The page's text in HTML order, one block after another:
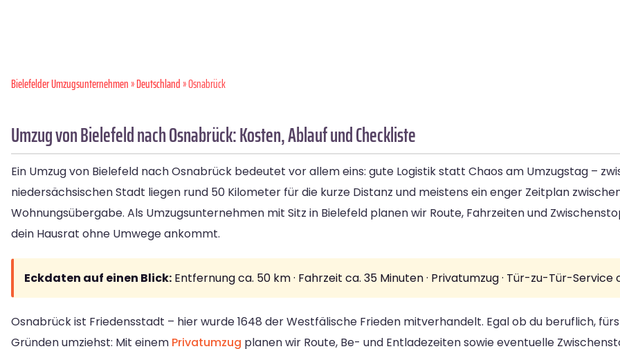
Bielefelder Umzugsunternehmen»Deutschland» Osnabrück
Umzug von Bielefeld nach Osnabrück: Kosten, Ablauf und Checkliste
Ein Umzug von Bielefeld nach Osnabrück bedeutet vor allem eins: gute Logistik statt Chaos am Umzugstag –
niedersächsischen Stadt liegen rund 50 Kilometer für die kurze Distanz und meistens ein enger Zeitplan
Wohnungsübergabe. Als Umzugsunternehmen mit Sitz in Bielefeld planen wir Route, Fahrzeiten und
dein Hausrat ohne Umwege ankommt.
Eckdaten auf einen Blick: Entfernung ca. 50 km · Fahrzeit ca. 35 Minuten · Privatumzug · Tür-zu-Tür-Service
Osnabrück ist Friedensstadt – hier wurde 1648 der Westfälische Frieden mitverhandelt. Egal ob du beruflich,
Gründen umziehst: Mit einem Privatumzug planen wir Route, Be- und Entladezeiten sowie eventuelle